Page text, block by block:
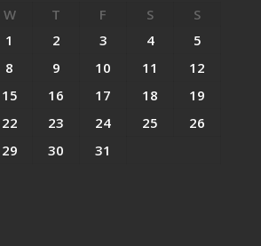
W T F S
S
1
2 3 4
5
8 9 10 11
12
15 16 17 18
19
22 23 24 25
26
29 30 31